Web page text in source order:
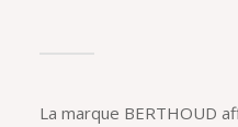
La marque BERTHOUD